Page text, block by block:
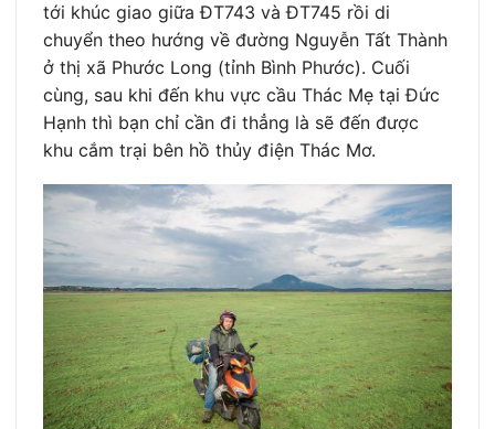
tới khúc giao giữa ĐT743 và ĐT745 rồi di
chuyển theo hướng về đường Nguyễn Tất Thành
ở thị xã Phước Long (tỉnh Bình Phước). Cuối
cùng, sau khi đến khu vực cầu Thác Mẹ tại Đức
Hạnh thì bạn chỉ cần đi thẳng là sẽ đến được
khu cắm trại bên hồ thủy điện Thác Mơ.